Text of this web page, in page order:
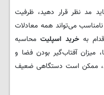
مد نظر قرار دهید، ظرفیت
می‌تواند همه معادلات
بهخرید اسپلیتمحاسبه
میزان آفتاب‌گیر بودن فضا و
ممکن است دستگاهی ضعیف